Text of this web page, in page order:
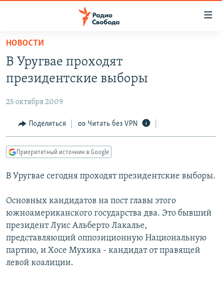
упрощенного
доступа
основному
Вернутся
главной
навигации
Вернутся
поиску
ПОДКАСТЫ
АВТОРСКИЕ ПРОЕКТЫ
ЦИТАТЫ СВОБОДЫ
МНЕНИЯ
IDEL.РЕАЛИИ
КАВКАЗ.РЕАЛИИ
СЕВЕР.РЕАЛИИ
СИБИРЬ.РЕАЛИИ
РАСПИСАНИЕ ВЕЩАНИЯ
ПОДПИШИТЕСЬ НА РАССЫЛКУ
НОВОСТИ
В Уругвае проходят
президентские выборы
25 октября 2009
Поделиться Читать без VPN
Приоритетный источник в Google
В Уругвае сегодня проходят президентские выборы.
Основных кандидатов на пост главы этого
южноамериканского государства два. Это бывший
президент Луис Альберто Лакалье,
представляющий оппозиционную Национальную
партию, и Хосе Мухика - кандидат от правящей
левой коалиции.